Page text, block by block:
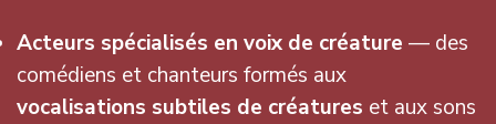
Acteurs spécialisés en voix de créature — des
comédiens et chanteurs formés aux
vocalisations subtiles de créatures et aux sons